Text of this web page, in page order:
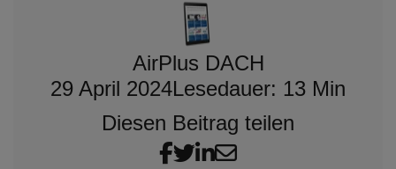
AirPlus DACH
29 April 2024Lesedauer: 13 Min
Diesen Beitrag teilen